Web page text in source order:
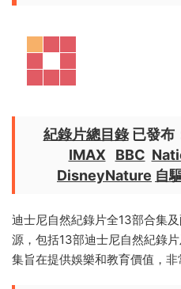
紀錄片總目錄已發布
IMAX
BBC
DisneyNature 自
迪士尼自然紀錄片全13部合集
源，包括13部迪士尼自然紀錄
集旨在提供娛樂和教育價值，非